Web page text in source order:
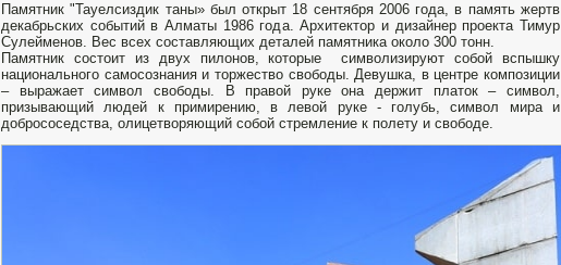
Памятник "Тауелсиздик таны» был открыт 18 сентября 2006 года, в память жертв
декабрьских событий в Алматы 1986 года. Архитектор и дизайнер проекта Тимур
Сулейменов. Вес всех составляющих деталей памятника около 300 тонн.
Памятник состоит из двух пилонов, которые символизируют собой вспышку
национального самосознания и торжество свободы. Девушка, в центре композиции
– выражает символ свободы. В правой руке она держит платок – символ,
призывающий людей к примирению, в левой руке - голубь, символ мира и
добрососедства, олицетворяющий собой стремление к полету и свободе.